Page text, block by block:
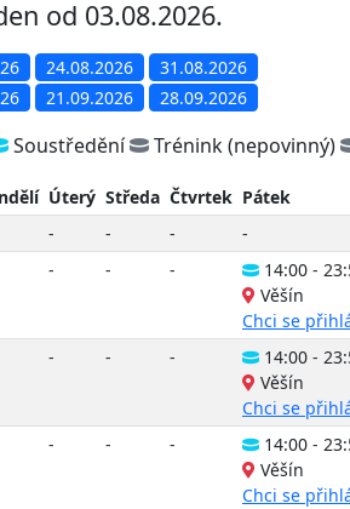
od 03.08.2026.
24.08.2026
31.08.2026
21.09.2026 28.09.2026
Soustředění Trénink (nepovinný)
Úterý Středa Čtvrtek Pátek
- - -
-
- - -
14:00 -
Věšín
Chci se
- - -
14:00 -
Věšín
Chci se
- - -
14:00 -
Věšín
Chci se